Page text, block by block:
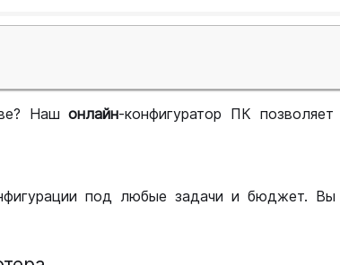
Нашонлайн-конфигуратор ПК позволяет
под любые задачи и бюджет. Вы